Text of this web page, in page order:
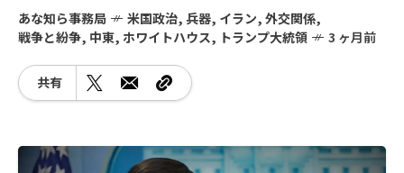
あな知ら事務局 米国政治, 兵器, イラン, 外交関係,
戦争と紛争, 中東, ホワイトハウス, トランプ大統領 3 ヶ月前
共有